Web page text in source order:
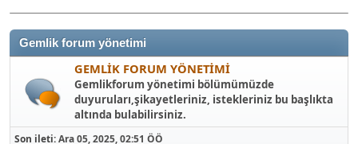
Gemlik forum yönetimi
GEMLİK FORUM YÖNETİMİ
Gemlikforum yönetimi bölümümüzde
duyuruları,şikayetleriniz, istekleriniz bu başlıkta
altında bulabilirsiniz.
Son ileti:Ara 05, 2025, 02:51 ÖÖ